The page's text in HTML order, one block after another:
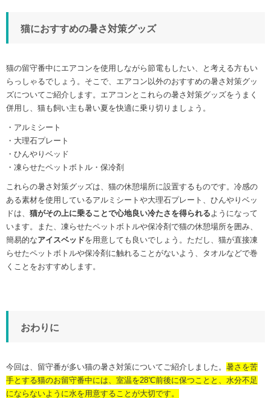
猫におすすめの暑さ対策グッズ
猫の留守番中にエアコンを使用しながら節電もしたい、と考える方もい
らっしゃるでしょう。そこで、エアコン以外のおすすめの暑さ対策グッ
ズについてご紹介します。エアコンとこれらの暑さ対策グッズをうまく
併用し、猫も飼い主も暑い夏を快適に乗り切りましょう。
・アルミシート
・大理石プレート
・ひんやりベッド
・凍らせたペットボトル・保冷剤
これらの暑さ対策グッズは、猫の休憩場所に設置するものです。冷感の
ある素材を使用しているアルミシートや大理石プレート、ひんやりベッ
ドは、 猫がその上に乗ることで心地良い冷たさを得られるようになって
います。また、凍らせたペットボトルや保冷剤で猫の休憩場所を囲み、
簡易的なアイスベッドを用意しても良いでしょう。ただし、猫が直接凍
らせたペットボトルや保冷剤に触れることがないよう、タオルなどで巻
くことをおすすめします。
おわりに
今回は、留守番が多い猫の暑さ対策についてご紹介しました。 暑さを苦
手とする猫のお留守番中には、室温を28℃前後に保つことと、水分不足
にならないように水を用意することが大切です。